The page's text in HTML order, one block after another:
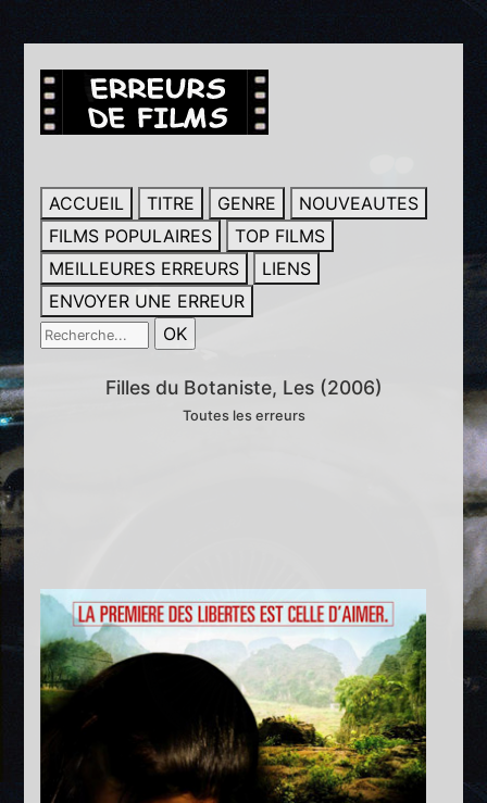
ACCUEIL TITRE GENRE
NOUVEAUTES
FILMS POPULAIRES
TOP FILMS
MEILLEURES ERREURS
LIENS
ENVOYER UNE ERREUR
Filles du Botaniste, Les (2006)
Toutes les erreurs